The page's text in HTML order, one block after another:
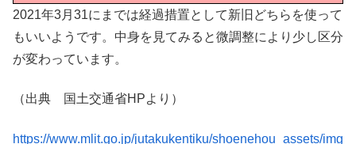
2021年3月31にまでは経過措置として新旧どちらを使って
もいいようです。中身を見てみると微調整により少し区分
が変わっています。
（出典 国土交通省HPより）
https://www.mlit.go.jp/jutakukentiku/shoenehou_assets/img